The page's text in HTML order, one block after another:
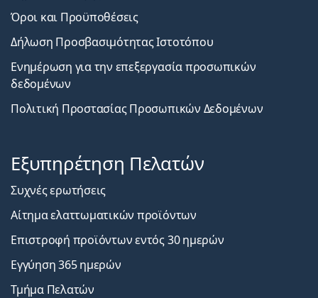
Όροι και Προϋποθέσεις
Δήλωση Προσβασιμότητας Ιστοτόπου
Ενημέρωση για την επεξεργασία προσωπικών
δεδομένων
Πολιτική Προστασίας Προσωπικών Δεδομένων
Εξυπηρέτηση Πελατών
Συχνές ερωτήσεις
Αίτημα ελαττωματικών προϊόντων
Επιστροφή προϊόντων εντός 30 ημερών
Εγγύηση 365 ημερών
Τμήμα Πελατών